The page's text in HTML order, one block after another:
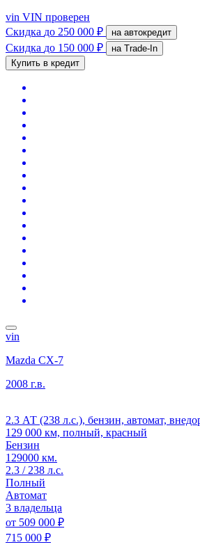
vin VIN проверен
Скидка до 250 000 ₽ на автокредит
Скидка до 150 000 ₽
на Trade-In
Купить в кредит
vin
Mazda CX-7
2008 г.в.
2.3 АТ (238 л.с.), бензин, автомат,
129 000 км, полный, красный
Бензин
129000 км.
2.3 / 238 л.с.
Полный
Автомат
3 владельца
от 509 000 ₽
715 000 ₽